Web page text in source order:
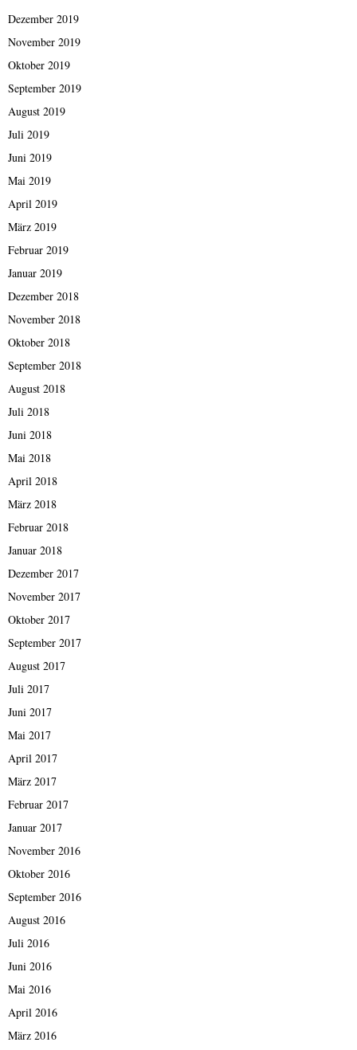
Dezember 2019
November 2019
Oktober 2019
September 2019
August 2019
Juli 2019
Juni 2019
Mai 2019
April 2019
März 2019
Februar 2019
Januar 2019
Dezember 2018
November 2018
Oktober 2018
September 2018
August 2018
Juli 2018
Juni 2018
Mai 2018
April 2018
März 2018
Februar 2018
Januar 2018
Dezember 2017
November 2017
Oktober 2017
September 2017
August 2017
Juli 2017
Juni 2017
Mai 2017
April 2017
März 2017
Februar 2017
Januar 2017
November 2016
Oktober 2016
September 2016
August 2016
Juli 2016
Juni 2016
Mai 2016
April 2016
März 2016